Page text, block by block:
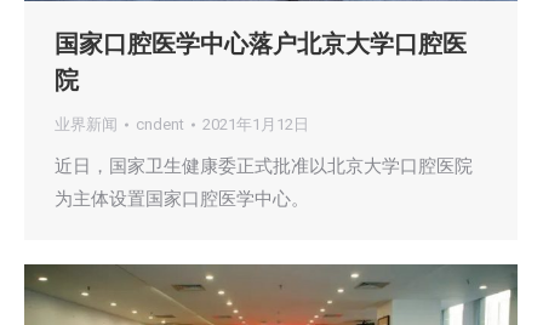
国家口腔医学中心落户北京大学口腔医
院
业界新闻 cndent 2021年1月12日
近日，国家卫生健康委正式批准以北京大学口腔医院
为主体设置国家口腔医学中心。